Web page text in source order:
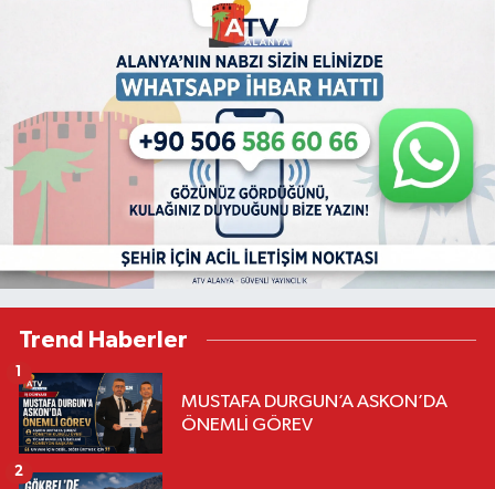
Trend Haberler
MUSTAFA DURGUN’A ASKON’DA
ÖNEMLİ GÖREV
2